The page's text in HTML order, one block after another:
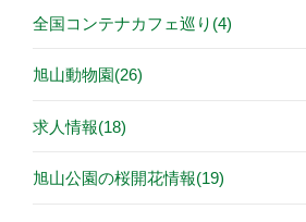
全国コンテナカフェ巡り(4)
旭山動物園(26)
求人情報(18)
旭山公園の桜開花情報(19)